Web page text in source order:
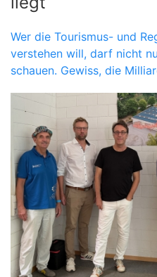
Wer die Tourismus- und
verstehen will, darf nicht
schauen. Gewiss, die